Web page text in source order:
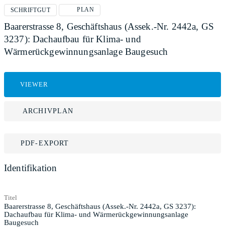
SCHRIFTGUT PLAN
Baarerstrasse 8, Geschäftshaus (Assek.-Nr. 2442a, GS
3237): Dachaufbau für Klima- und
Wärmerückgewinnungsanlage Baugesuch
VIEWER
ARCHIVPLAN
PDF-EXPORT
Identifikation
Titel
Baarerstrasse 8, Geschäftshaus (Assek.-Nr. 2442a, GS 3237):
Dachaufbau für Klima- und Wärmerückgewinnungsanlage
Baugesuch